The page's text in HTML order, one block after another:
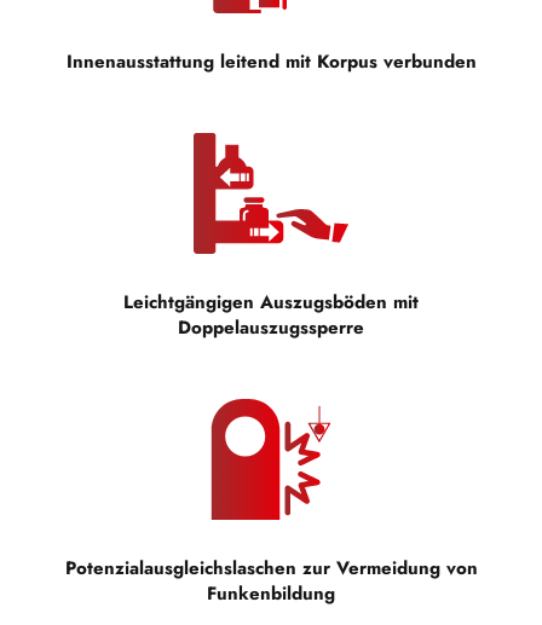
Innenausstattung leitend mit Korpus verbunden
Leichtgängigen Auszugsböden mit
Doppelauszugssperre
Potenzialausgleichslaschen zur Vermeidung von
Funkenbildung